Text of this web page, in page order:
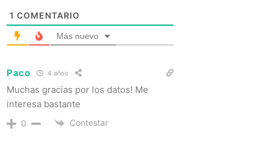
1 COMENTARIO
Más nuevo
Paco 4 años
Muchas gracias por los datos! Me
interesa bastante
0 Contestar